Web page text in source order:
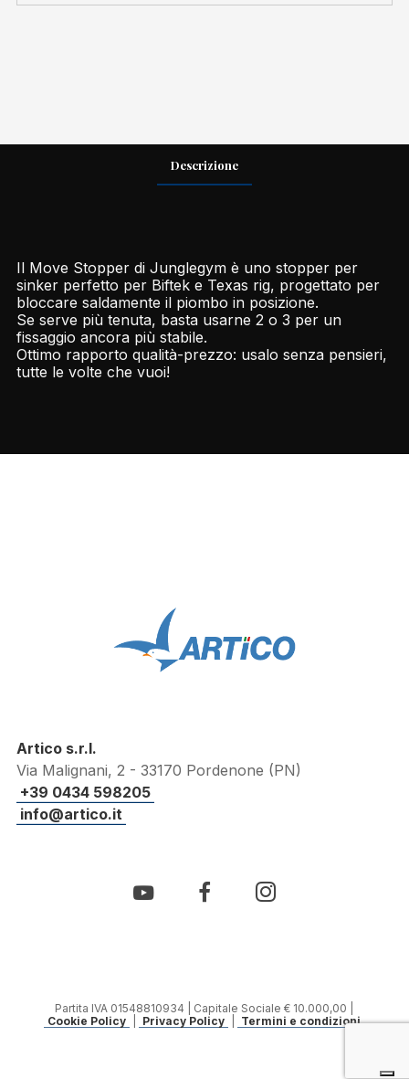
Descrizione
Il Move Stopper di Junglegym è uno stopper per
sinker perfetto per Biftek e Texas rig, progettato per
bloccare saldamente il piombo in posizione.
Se serve più tenuta, basta usarne 2 o 3 per un
fissaggio ancora più stabile.
Ottimo rapporto qualità-prezzo: usalo senza pensieri,
tutte le volte che vuoi!
Artico s.r.l.
Via Malignani, 2 - 33170 Pordenone (PN)
+39 0434 598205
info@artico.it
Partita IVA 01548810934 | Capitale Sociale € 10.000,00 |
Cookie Policy
Privacy Policy Termini e condizioni